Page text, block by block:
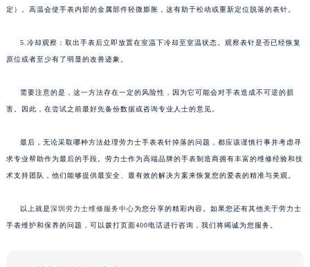
定）。高温会使手表内部的金属部件轻微膨胀，这有助于松动或重新定位脱落的表针。
5.冷却观察：取出手表后立即放置在室温下冷却至室温状态。观察表针是否已经恢复
原位或者至少有了明显的改善迹象。
需要注意的是，这一方法存在一定的风险性，因为它可能会对手表造成不可逆的损
害。因此，在尝试之前最好先备份数据或咨询专业人士的意见。
最后，无论采取哪种方法处理劳力士手表表针掉落的问题，都应该谨慎行事并考虑寻
求专业帮助作为最后的手段。劳力士作为高端品牌的手表制造商拥有丰富的维修经验和技
术支持团队，他们能够提供最安全、最有效的解决方案来恢复您的爱表的精准与美观。
以上就是深圳劳力士维修服务中心为您分享的精彩内容。如果您还有其他关于劳力士
手表维护和保养的问题，可以拨打页面400电话进行咨询，我们将竭诚为您服务。